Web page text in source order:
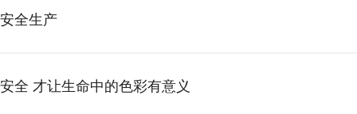
安全生产
安全 才让生命中的色彩有意义